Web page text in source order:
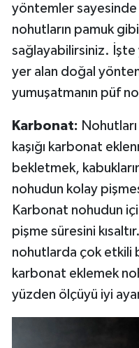
yöntemler
nohutların pamuk gibi
sağlayabilirsiniz.
yer alan doğal
yumuşatmanın püf
Karbonat:
kaşığı karbonat
bekletmek,
nohudun kolay
Karbonat nohudun
pişme süresini
nohutlarda çok etkili
karbonat eklemek
yüzden ölçüyü iyi